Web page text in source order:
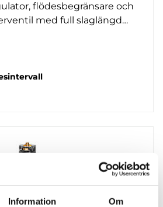
Information Om
flödesbegränsare och
med full slaglängd…